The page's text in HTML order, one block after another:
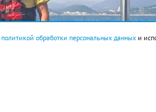
политикой обработки персональных данныхи